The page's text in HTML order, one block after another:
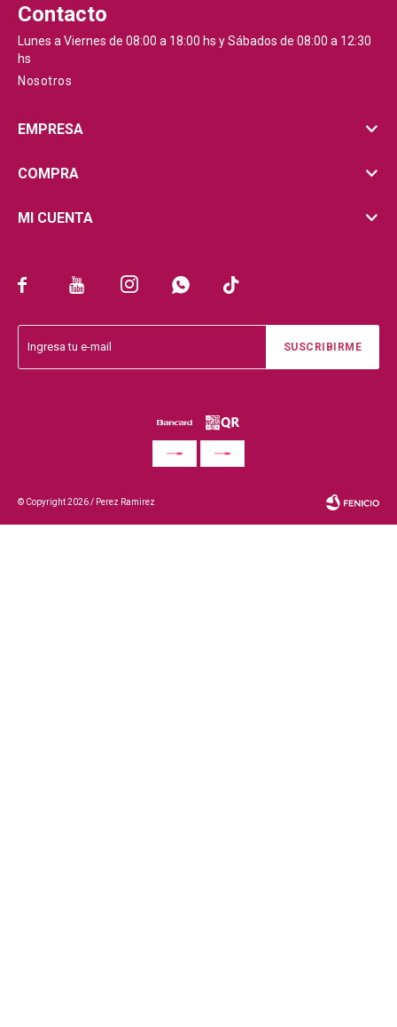
    
SUSCRIBIRME
Contacto
Lunes a Viernes de 08:00 a 18:00 hs y Sábados de 08:00 a 12:30
hs
Nosotros
EMPRESA
COMPRA
MI CUENTA
© Copyright 2026 / Perez Ramirez